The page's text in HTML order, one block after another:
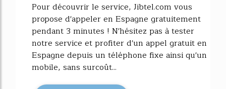
Pour découvrir le service, Jibtel.com vous
propose d'appeler en Espagne gratuitement
pendant 3 minutes ! N'hésitez pas à tester
notre service et profiter d'un appel gratuit en
Espagne depuis un téléphone fixe ainsi qu'un
mobile, sans surcoût...